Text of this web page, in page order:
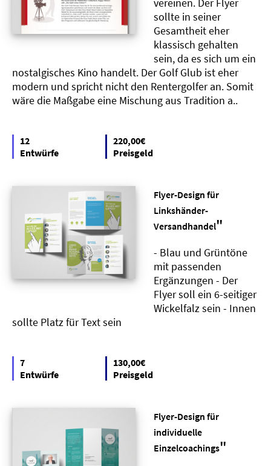
sollte in seiner
Gesamtheit eher
klassisch gehalten
sein, da es sich um ein
nostalgisches Kino handelt. Der Golf Glub ist eher
modern und spricht nicht den Rentergolfer an. Somit
wäre die Maßgabe eine Mischung aus Tradition a..
12
Entwürfe
220,00€
Preisgeld
Flyer-Design für
Linkshänder-
Versandhandel"
- Blau und Grüntöne
mit passenden
Ergänzungen - Der
Flyer soll ein 6-seitiger
Wickelfalz sein - Innen
sollte Platz für Text sein
7
Entwürfe
130,00€
Preisgeld
Flyer-Design für
individuelle
Einzelcoachings"